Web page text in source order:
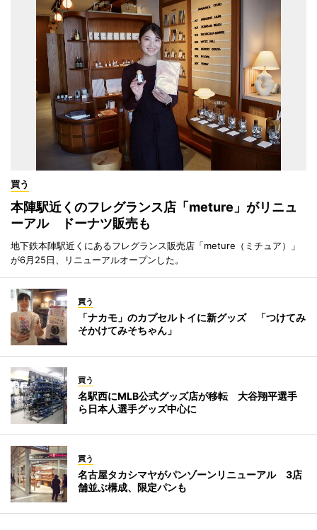
買う
本陣駅近くのフレグランス店「meture」がリニュ
ーアル ドーナツ販売も
地下鉄本陣駅近くにあるフレグランス販売店「meture（ミチュア）」
が6月25日、リニューアルオープンした。
買う
「ナカモ」のカプセルトイに新グッズ 「つけてみ
そかけてみそちゃん」
買う
名駅西にMLB公式グッズ店が移転 大谷翔平選手
ら日本人選手グッズ中心に
買う
名古屋タカシマヤがパンゾーンリニューアル 3店
舗並ぶ構成、限定パンも